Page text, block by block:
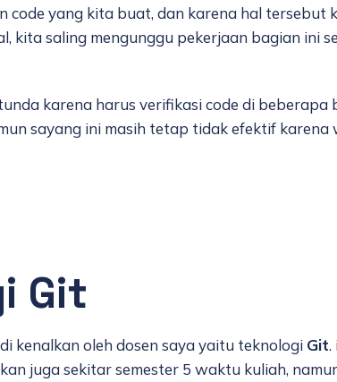
code yang kita buat, dan karena hal tersebut
kita saling mengunggu pekerjaan bagian ini
karena harus verifikasi code di beberapa
sayang ini masih tetap tidak efektif karena
Git
kenalkan oleh dosen saya yaitu teknologi Git.
juga sekitar semester 5 waktu kuliah,